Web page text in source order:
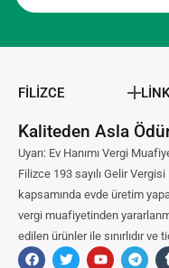
FİLİZCE
Kaliteden Asla
Uyarı: Ev Hanımı Vergi
Filizce 193 sayılı Gelir
kapsamında evde üretim
vergi muafiyetinden
edilen ürünler ile sınırlıdır